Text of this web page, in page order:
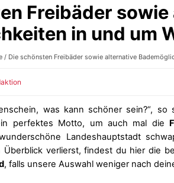
Freibäder
in und um
/ Die schönsten Freibäder sowie alternative
was kann schöner sein?“,
perfektes Motto, um auch mal die
Landeshauptstadt
verlierst, findest du hier die
, falls unsere Auswahl weniger nach